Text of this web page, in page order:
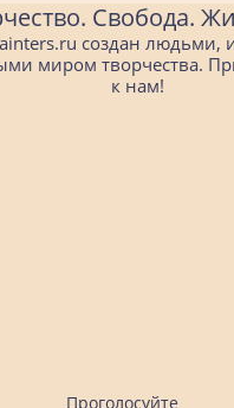
Свобода.
создан людьми,
миром творчества.
к нам!
Проголосуйте